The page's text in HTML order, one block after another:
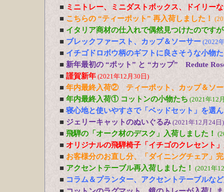
■ ミニトレー、ミニダストボックス、ドイリー
■ こちらの “ティーポット” 再入荷しました！
■ イタリア商材の仕入れで偶然見つけたのです
■ ブレックファースト、カップ＆ソーサー (2022
■ イチゴドロボウ柄のギフトに良さそうな小物
■ 新年最初の “ポット” と “カップ” Redute
■ 謹賀新年 (2021年12月30日)
■ 年内最終入荷② ティーポット、カップ＆ソー
■ 年内最終入荷① コットンの小物たち (2021年12
■ 寝心地と使いやすさで「ベッドセット」を選
■ ジェリーキャットのぬいぐるみ (2021年12月24日)
■ 飛騨の「オーク材のデスク」入荷しました！
■ オリジナルの飛騨椅子「イチゴのクレセント
■ お客様分のお直し分、「ダイニングチェア」
■ アクセントテーブル再入荷しました！ (2021年
■ コラム＆プランター、アクセントテーブルな